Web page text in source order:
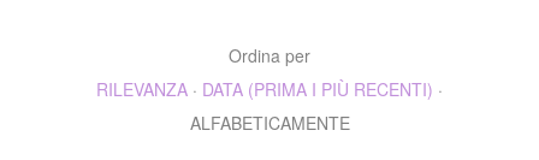
Ordina per
RILEVANZA · DATA (PRIMA I PIÙ RECENTI) ·
ALFABETICAMENTE